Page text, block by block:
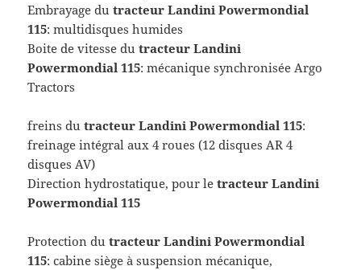
Embrayage du tracteur Landini Powermondial
115: multidisques humides
Boite de vitesse dutracteur Landini
Powermondial 115: mécanique synchronisée Argo
Tractors
freins dutracteur Landini Powermondial 115:
freinage intégral aux 4 roues (12 disques AR 4
disques AV)
Direction hydrostatique, pour letracteur Landini
Powermondial 115
Protection du tracteur Landini Powermondial
115: cabine siège à suspension mécanique,